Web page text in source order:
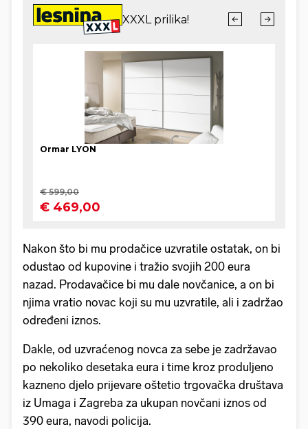
Nakon što bi mu prodačice uzvratile ostatak, on bi
odustao od kupovine i tražio svojih 200 eura
nazad. Prodavačice bi mu dale novčanice, a on bi
njima vratio novac koji su mu uzvratile, ali i zadržao
određeni iznos.
Dakle, od uzvraćenog novca za sebe je zadržavao
po nekoliko desetaka eura i time kroz produljeno
kazneno djelo prijevare oštetio trgovačka društava
iz Umaga i Zagreba za ukupan novčani iznos od
390 eura, navodi policija.